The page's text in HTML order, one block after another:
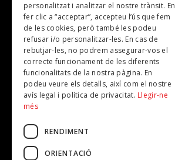
Revistes
SUBSCRIU-TE A LA NOSTRA NEWSLETTER!
Correu electrònic*
Accepto lapolítica de privacitat
personalitzat i analitzar el nostre trànsit. En
fer clic a “acceptar”, accepteu l’ús que fem
de les cookies, però també les podeu
refusar i/o personalitzar-les. En cas de
rebutjar-les, no podrem assegurar-vos el
correcte funcionament de les diferents
funcionalitats de la nostra pàgina. En
podeu veure els detalls, així com el nostre
avís legal i política de privacitat. Llegir-ne
més
RENDIMENT
ORIENTACIÓ